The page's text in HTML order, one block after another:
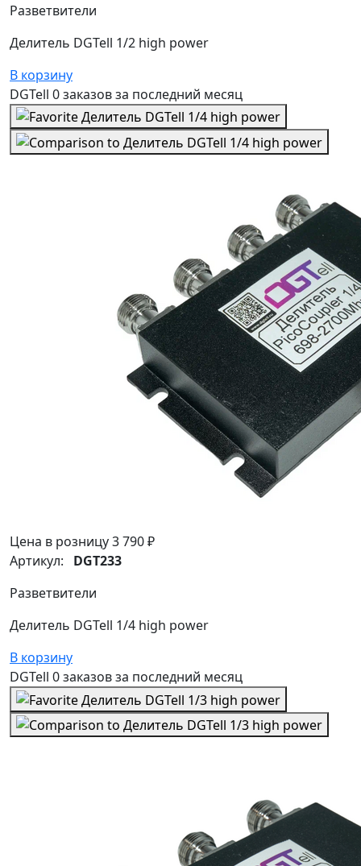
Разветвители
Делитель DGTell 1/2 high power
В корзину
DGTell 0 заказовза последний месяц
Цена в розницу3 790 ₽
Артикул: DGT233
Разветвители
Делитель DGTell 1/4 high power
В корзину
DGTell 0 заказовза последний месяц